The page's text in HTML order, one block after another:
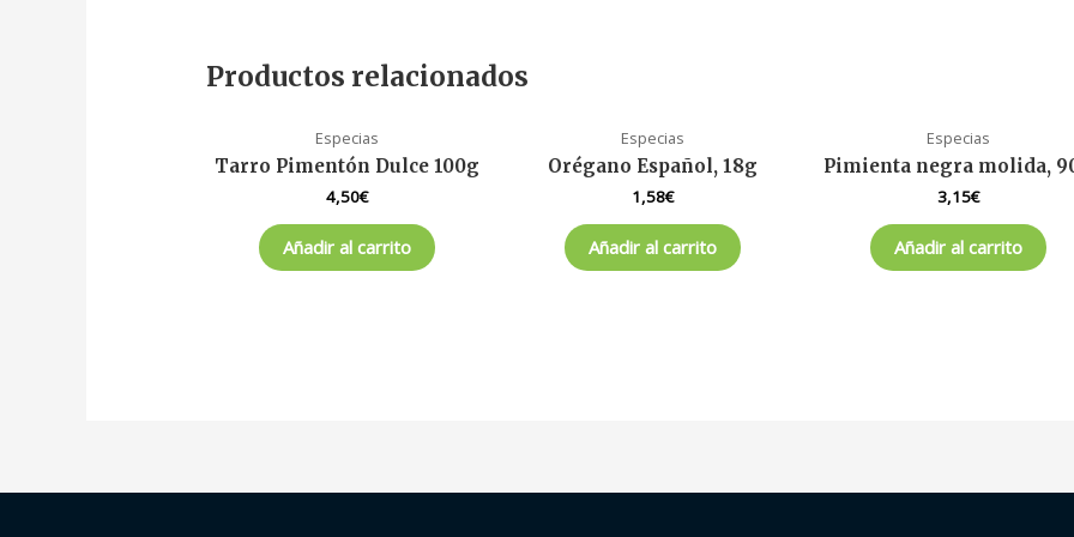
Productos relacionados
Especias
Tarro Pimentón Dulce 100g
4,50€
Añadir al carrito
Especias
Orégano Español, 18g
1,58€
Añadir al carrito
Especias
Pimienta negra molida,
3,15€
Añadir al carrito